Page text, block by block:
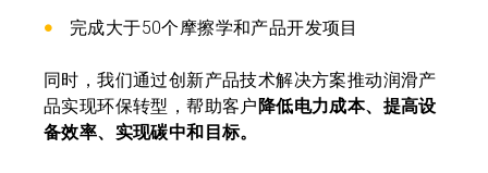
完成大于50个摩擦学和产品开发项目
同时，我们通过创新产品技术解决方案推动润滑产
品实现环保转型，帮助客户 降低电力成本、提高设
备效率、实现碳中和目标。